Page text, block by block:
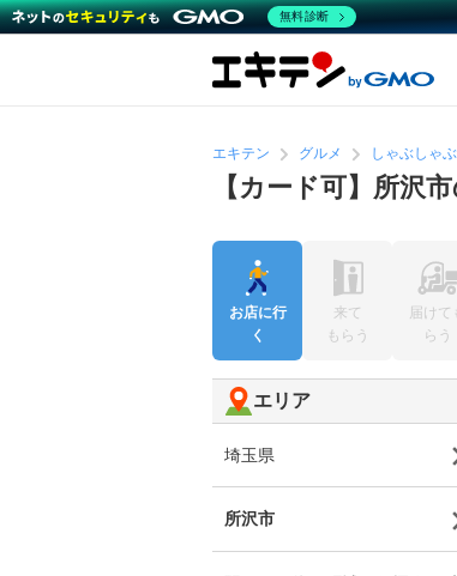
エキテン グルメ しゃぶしゃぶ
【カード可】所沢
お店に行
く
来て
もらう
届けて
らう
エリア
埼玉県
所沢市
無料診断